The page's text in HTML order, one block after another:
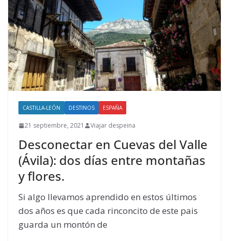
CASTILLA-LEÓN DESTINOS ESPAÑA
21 septiembre, 2021 Viajar despeina
Desconectar en Cuevas del Valle
(Ávila): dos días entre montañas
y flores.
Si algo llevamos aprendido en estos últimos
dos años es que cada rinconcito de este pais
guarda un montón de